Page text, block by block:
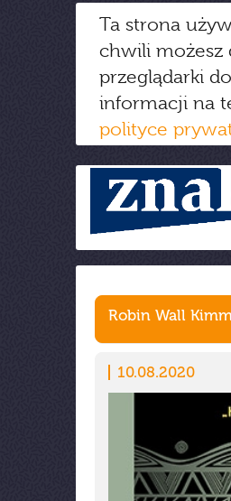
Ta strona
chwili możesz
przeglądarki
informacji na
polityce
Robin Wall
10.08.2020